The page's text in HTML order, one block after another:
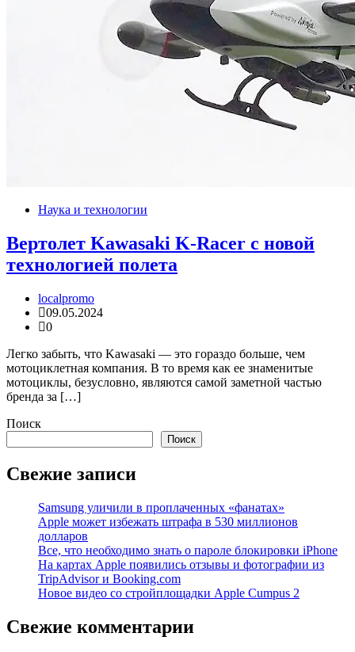
Наука и технологии
Вертолет Kawasaki K-Racer с новой
технологией полета
localpromo
09.05.2024
0
Легко забыть, что Kawasaki — это гораздо больше, чем
мотоциклетная компания. В то время как ее знаменитые
мотоциклы, безусловно, являются самой заметной частью
бренда за […]
Поиск
Поиск
Свежие записи
Samsung уличили в проплаченных «фанатах»
Apple может избежать штрафа в 530 миллионов
долларов
Все, что необходимо знать о пароле блокировки iPhone
На картах Apple появились отзывы и фотографии из
TripAdvisor и Booking.com
Новое видео со стройплощадки Apple Cumpus 2
Свежие комментарии